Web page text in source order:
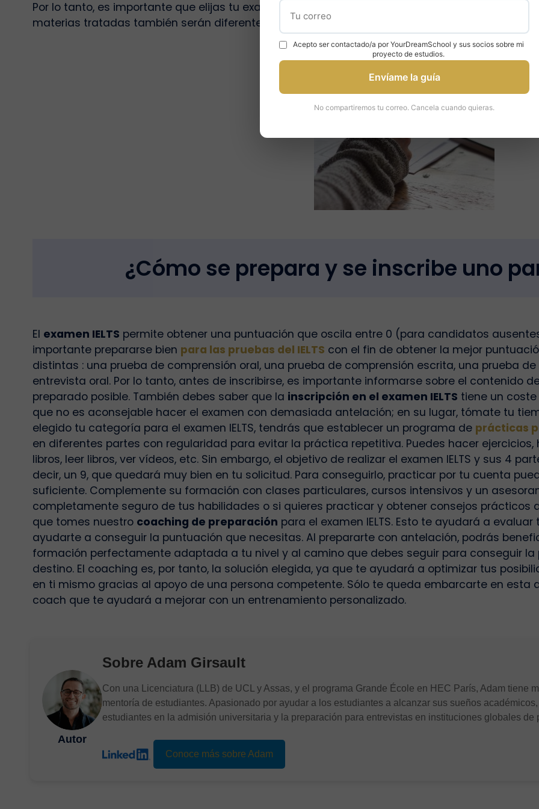
Por lo tanto, es importante que elijas tu examen cuidadosamente en función de tus
materias tratadas también serán diferentes, lo que significa que tu preparación será distinta
¿Cómo se prepara y se inscribe uno
El examen IELTS permite obtener una puntuación que oscila entre 0 (para candidatos
importante prepararse bien para las pruebas del IELTS con el fin de obtener la mejor
distintas : una prueba de comprensión oral, una prueba de comprensión escrita, una prueba
entrevista oral. Por lo tanto, antes de inscribirse, es importante informarse sobre el contenido
preparado posible. También debes saber que la inscripción en el examen IELTS tiene un coste
que no es aconsejable hacer el examen con demasiada antelación; en su lugar, tómate tu
elegido tu categoría para el examen IELTS, tendrás que establecer un programa de prácticas
en diferentes partes con regularidad para evitar la práctica repetitiva. Puedes hacer
libros, leer libros, ver vídeos, etc. Sin embargo, el objetivo de realizar el examen IELTS y sus 4
decir, un 9, que quedará muy bien en tu solicitud. Para conseguirlo, practicar por tu cuenta
suficiente. Complemente su formación con clases particulares, cursos intensivos y un
completamente seguro de tus habilidades o si quieres practicar y obtener consejos prácticos
que tomes nuestro coaching de preparación para el examen IELTS. Esto te ayudará a
ayudarte a conseguir la puntuación que necesitas. Al prepararte con antelación, podrás
formación perfectamente adaptada a tu nivel y al camino que debes seguir para conseguir
destino. El coaching es, por tanto, la solución elegida, ya que te ayudará a optimizar tus
en ti mismo gracias al apoyo de una persona competente. Sólo te queda embarcarte en esta
coach que te ayudará a mejorar con un entrenamiento personalizado.
Autor
Sobre Adam Girsault
Con una Licenciatura (LLB) de UCL y Assas, y el programa Grande École en HEC París, Adam tiene
mentoría de estudiantes. Apasionado por ayudar a los estudiantes a alcanzar sus sueños
estudiantes en la admisión universitaria y la preparación para entrevistas en instituciones globales de
Conoce más sobre Adam
Acepto ser contactado/a por YourDreamSchool y sus socios sobre mi
proyecto de estudios.
Envíame la guía
No compartiremos tu correo. Cancela cuando quieras.